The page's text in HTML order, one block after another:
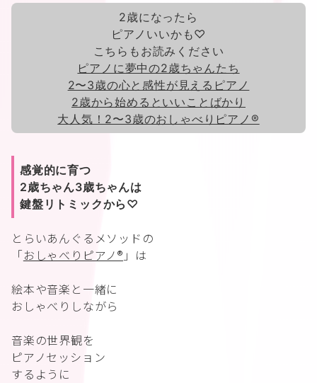
2歳になったら
ピアノいいかも♡
こちらもお読みください
ピアノに夢中の2歳ちゃんたち
2〜3歳の心と感性が見えるピアノ
2歳から始めるといいことばかり
大人気！2〜3歳のおしゃべりピアノ®︎
感覚的に育つ
2歳ちゃん3歳ちゃんは
鍵盤リトミックから♡
とらいあんぐるメソッドの
「おしゃべりピアノ®︎ 」は
絵本や音楽と一緒に
おしゃべりしながら
音楽の世界観を
ピアノセッション
するように